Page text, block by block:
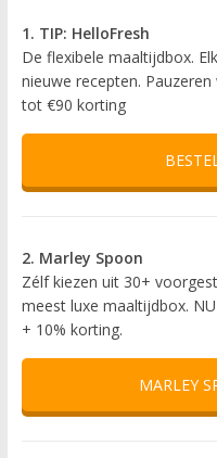
1. TIP: HelloFresh
De flexibele maaltijdbox.
nieuwe recepten.
tot €90 korting
2. Marley Spoon
Zélf kiezen uit 30+
meest luxe maaltijdbox.
+ 10% korting.
MARLEY